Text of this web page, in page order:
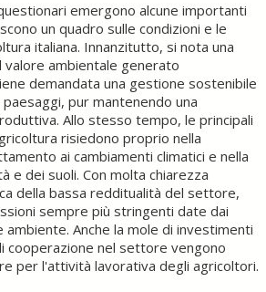
emergono alcune importanti
un quadro sulle condizioni e le
italiana. Innanzitutto, si nota una
ambientale generato
demandata una gestione sostenibile
pur mantenendo una
Allo stesso tempo, le principali
risiedono proprio nella
ai cambiamenti climatici e nella
e dei suoli. Con molta chiarezza
della bassa redditualità del settore,
sempre più stringenti date dai
ambiente. Anche la mole di investimenti
cooperazione nel settore vengono
per l'attività lavorativa degli agricoltori.